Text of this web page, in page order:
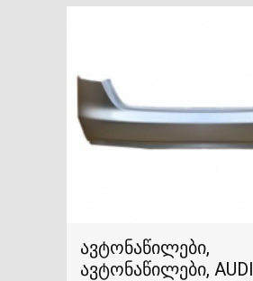
ავტონაწილები,
ავტონაწილები, AUDI